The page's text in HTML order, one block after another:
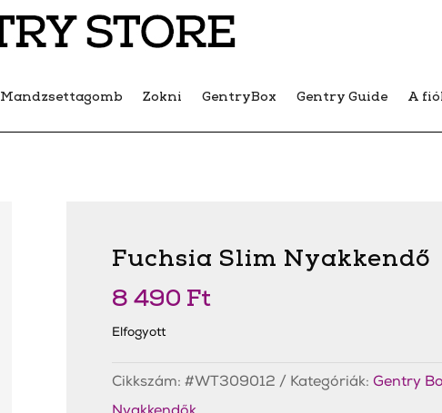
Mandzsettagomb Zokni GentryBox Gentry Guide A
Fuchsia Slim Nyakkendő
8 490 Ft
Elfogyott
Cikkszám: #WT309012 Kategóriák: Gentry